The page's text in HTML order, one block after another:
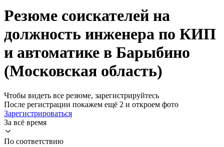
Резюме соискателей на
должность инженера по КИП
и автоматике в Барыбино
(Московская область)
Чтобы видеть все резюме, зарегистрируйтесь
После регистрации покажем ещё 2 и откроем фото
Зарегистрироваться
За всё время
По соответствию